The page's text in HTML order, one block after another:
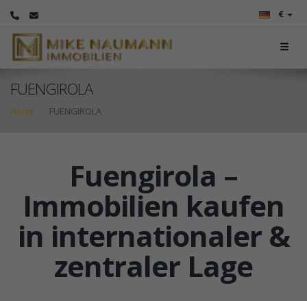
€
FUENGIROLA
Home FUENGIROLA
Fuengirola –
Immobilien kaufen
in internationaler &
zentraler Lage